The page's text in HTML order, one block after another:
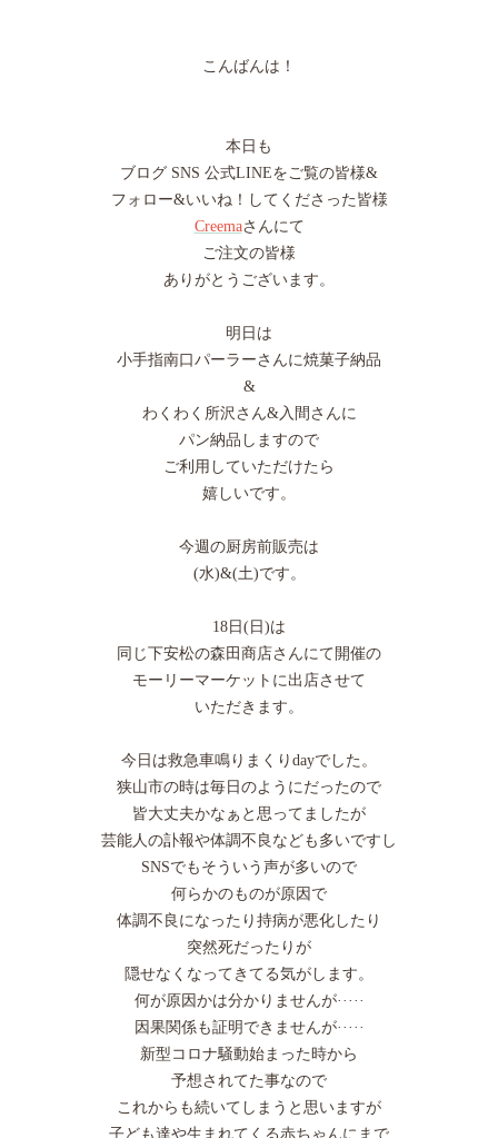
こんばんは！
本日も
ブログ SNS 公式LINEをご覧の皆様&
フォロー&いいね！してくださった皆様
Creemaさんにて
ご注文の皆様
ありがとうございます。
明日は
小手指南口パーラーさんに焼菓子納品
&
わくわく所沢さん&入間さんに
パン納品しますので
ご利用していただけたら
嬉しいです。
今週の厨房前販売は
(水)&(土)です。
18日(日)は
同じ下安松の森田商店さんにて開催の
モーリーマーケットに出店させて
いただきます。
今日は救急車鳴りまくりdayでした。
狭山市の時は毎日のようにだったので
皆大丈夫かなぁと思ってましたが
芸能人の訃報や体調不良なども多いですし
SNSでもそういう声が多いので
何らかのものが原因で
体調不良になったり持病が悪化したり
突然死だったりが
隠せなくなってきてる気がします。
何が原因かは分かりませんが·····
因果関係も証明できませんが·····
新型コロナ騒動始まった時から
予想されてた事なので
これからも続いてしまうと思いますが
子ども達や生まれてくる赤ちゃんにまで